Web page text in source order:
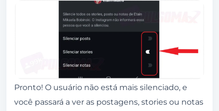
Pronto! O usuário não está mais silenciado, e
você passará a ver as postagens, stories ou notas